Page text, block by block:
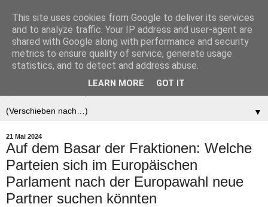
Der (europäische)
Föderalist
▼
21 Mai 2024
Auf dem Basar der Fraktionen: Welche
Parteien sich im Europäischen
Parlament nach der Europawahl neue
Partner suchen könnten
This site uses cookies from Google to deliver its services
and to analyze traffic. Your IP address and user-agent are
shared with Google along with performance and security
metrics to ensure quality of service, generate usage
statistics, and to detect and address abuse.
LEARN MORE GOT IT